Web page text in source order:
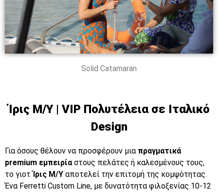
Solid Catamaran
Ίρις M/Y | VIP Πολυτέλεια σε Ιταλικό
Design
Για όσους θέλουν να προσφέρουν μια πραγματικά
premium εμπειρία στους πελάτες ή καλεσμένους τους,
το γιοτΊρις M/Y αποτελεί την επιτομή της κομψότητας.
Ένα Ferretti Custom Line, με δυνατότητα φιλοξενίας 10-12